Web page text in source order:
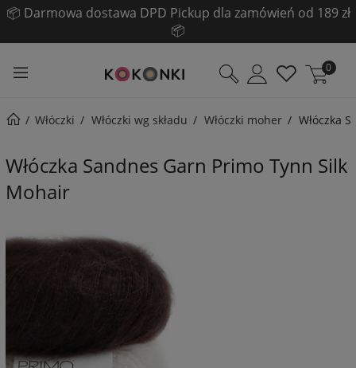
☀️ Pogłębiamy LETNIĄ WYPRZEDAŻ! ☀️ Sprawdź!
0
Włóczki Włóczki wg składu Włóczki moher Włóczka
Włóczka Sandnes Garn Primo Tynn Silk
Mohair